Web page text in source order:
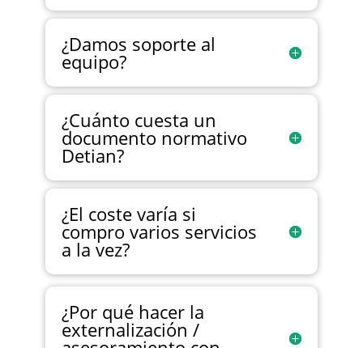
¿Damos soporte al
equipo?
¿Cuánto cuesta un
documento normativo
Detian?
¿El coste varía si
compro varios servicios
a la vez?
¿Por qué hacer la
externalización /